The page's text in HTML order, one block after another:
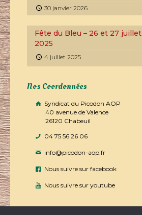
30 janvier 2026
Fête du Bleu – 26 et 27 juillet
2025
4 juillet 2025
Nos Coordonnées
Syndicat du Picodon AOP
40 avenue de Valence
26120 Chabeuil
04 75 56 26 06
info@picodon-aop.fr
Nous suivre sur facebook
Nous suivre sur youtube